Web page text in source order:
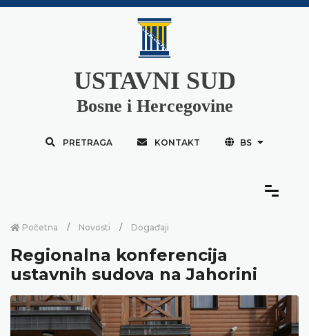
USTAVNI SUD
Bosne i Hercegovine
PRETRAGA KONTAKT BS
Početna Novosti Događaji
Regionalna konferencija
ustavnih sudova na Jahorini